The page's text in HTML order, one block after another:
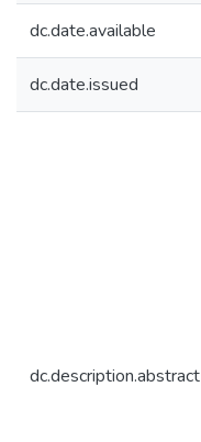
dc.date.available
dc.date.issued
dc.description.abstract